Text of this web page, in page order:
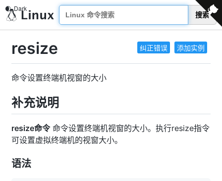
搜索
纠正错误 添加实例
resize
命令设置终端机视窗的大小
补充说明
resize命令命令设置终端机视窗的大小。执行resize指令
可设置虚拟终端机的视窗大小。
语法